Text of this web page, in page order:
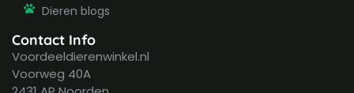
Dieren blogs
Contact Info
Voordeeldierenwinkel.nl
Voorweg 40A